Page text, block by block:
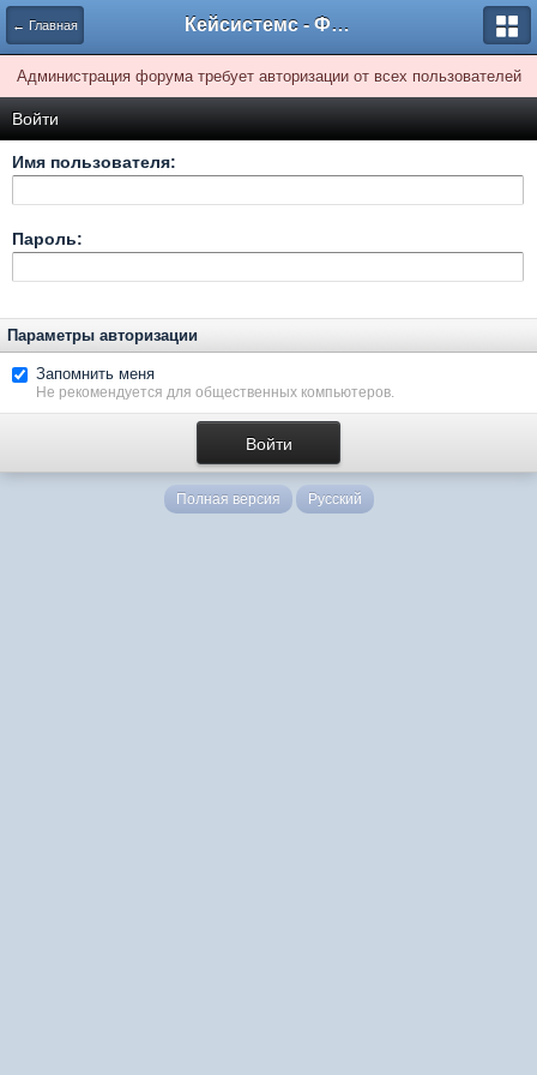
← Главная Кейсистемс - Форумы
Администрация форума требует авторизации от всех пользователей
Войти
Имя пользователя:
Пароль:
Параметры авторизации
Запомнить меня
Не рекомендуется для общественных компьютеров.
Полная версия Русский